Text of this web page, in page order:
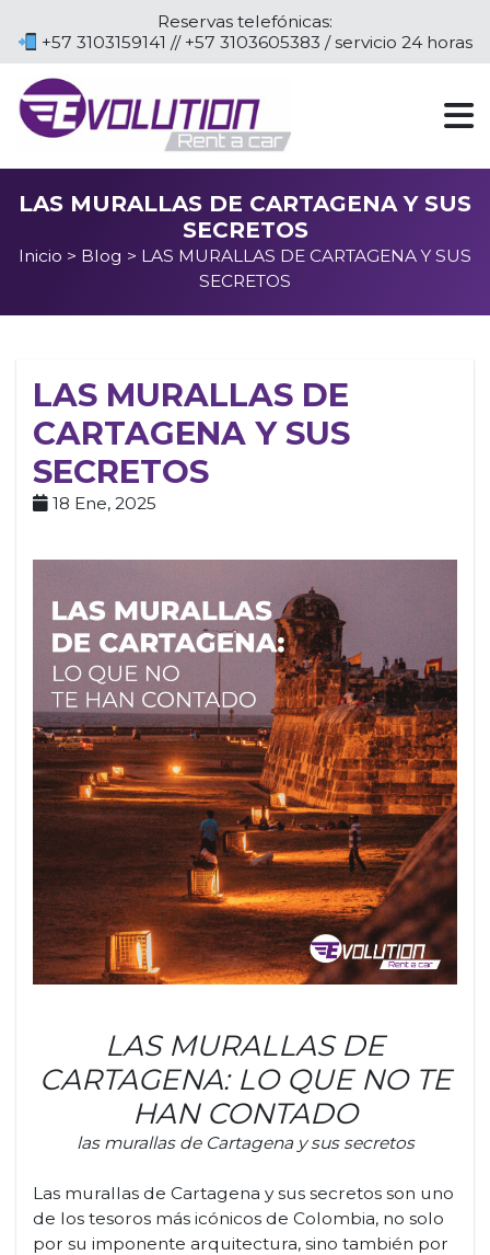
Reservas telefónicas:
+57 3103159141 // +57 3103605383 / servicio 24 horas
LAS MURALLAS DE CARTAGENA Y SUS
SECRETOS
Inicio > Blog > LAS MURALLAS DE CARTAGENA Y SUS
SECRETOS
LAS MURALLAS DE
CARTAGENA Y SUS
SECRETOS
18 Ene, 2025
LAS MURALLAS DE
CARTAGENA: LO QUE NO TE
HAN CONTADO
las murallas de Cartagena y sus secretos
Las murallas de Cartagena y sus secretos son uno
de los tesoros más icónicos de Colombia, no solo
por su imponente arquitectura, sino también por